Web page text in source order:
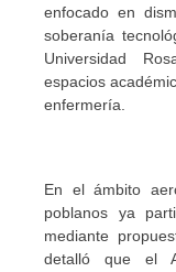
enfocado en
soberanía
Universidad
espacios
enfermería.
En el ámbito
poblanos ya
mediante
detalló que el